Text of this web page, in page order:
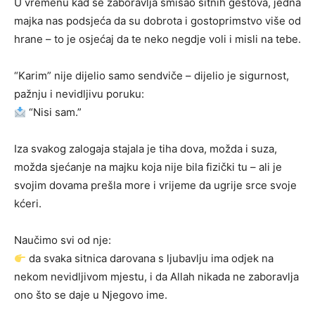
majka nas podsjeća da su dobrota i gostoprimstvo više od
hrane – to je osjećaj da te neko negdje voli i misli na tebe.
“Karim” nije dijelio samo sendviče – dijelio je sigurnost,
pažnju i nevidljivu poruku:
“Nisi sam.”
Iza svakog zalogaja stajala je tiha dova, možda i suza,
možda sjećanje na majku koja nije bila fizički tu – ali je
svojim dovama prešla more i vrijeme da ugrije srce svoje
kćeri.
Naučimo svi od nje:
da svaka sitnica darovana s ljubavlju ima odjek na
nekom nevidljivom mjestu, i da Allah nikada ne zaboravlja
ono što se daje u Njegovo ime.